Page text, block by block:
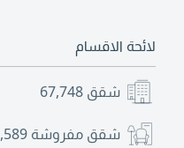
لائحة الاقسام
شقق 67,748
شقق مفروشة